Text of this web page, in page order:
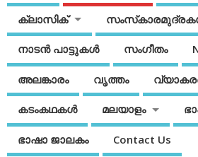
ക്ലാസിക്
നാടന്‍ പാട്ടുകള്‍ സംഗീതം
അലങ്കാരം വൃത്തം
കടംകഥകള്‍ മലയാളം
ഭാഷാ ജാലകം Contact Us